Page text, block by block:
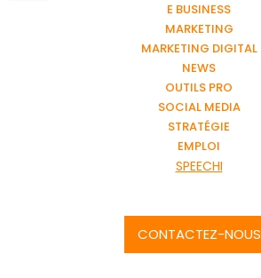
E BUSINESS
MARKETING
MARKETING DIGITAL
NEWS
OUTILS PRO
SOCIAL MEDIA
STRATÉGIE
EMPLOI
SPEECHI
CONTACTEZ-NOUS